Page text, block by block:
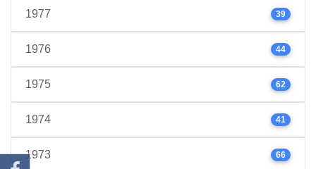
1977 39
1976 44
1975 62
1974 41
1973 66